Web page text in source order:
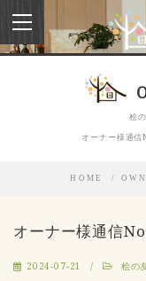
toggle
navigation
桧
オーナー様通
HOME
オーナー様通信
2024-07-21 桧の